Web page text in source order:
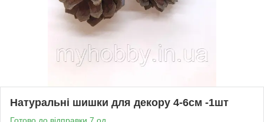
Натуральні шишки для декору 4-6см -1шт
Готово до відправки 7 од.